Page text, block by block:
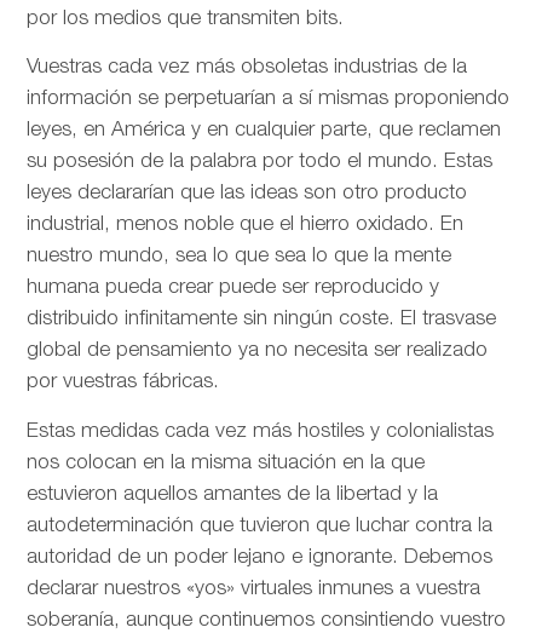
por los medios que transmiten bits.
Vuestras cada vez más obsoletas industrias de la
información se perpetuarían a sí mismas proponiendo
leyes, en América y en cualquier parte, que reclamen
su posesión de la palabra por todo el mundo. Estas
leyes declararían que las ideas son otro producto
industrial, menos noble que el hierro oxidado. En
nuestro mundo, sea lo que sea lo que la mente
humana pueda crear puede ser reproducido y
distribuido infinitamente sin ningún coste. El trasvase
global de pensamiento ya no necesita ser realizado
por vuestras fábricas.
Estas medidas cada vez más hostiles y colonialistas
nos colocan en la misma situación en la que
estuvieron aquellos amantes de la libertad y la
autodeterminación que tuvieron que luchar contra la
autoridad de un poder lejano e ignorante. Debemos
declarar nuestros «yos» virtuales inmunes a vuestra
soberanía, aunque continuemos consintiendo vuestro